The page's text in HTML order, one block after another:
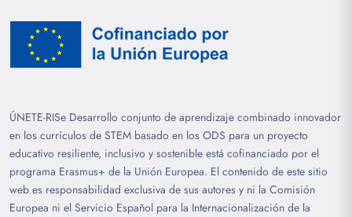
ÚNETE-RISe Desarrollo conjunto de aprendizaje combinado innovador
en los currículos de STEM basado en los ODS para un proyecto
educativo resiliente, inclusivo y sostenible está cofinanciado por el
programa Erasmus+ de la Unión Europea. El contenido de este sitio
web es responsabilidad exclusiva de sus autores y ni la Comisión
Europea ni el Servicio Español para la Internacionalización de la